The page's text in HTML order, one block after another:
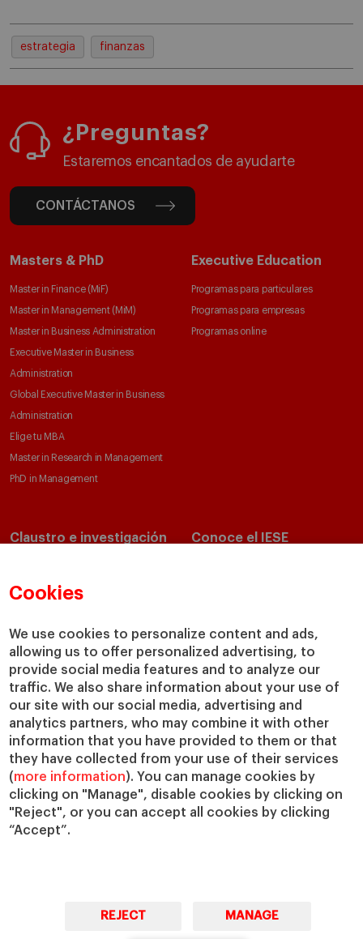
Cookies
We use cookies to personalize content and ads,
allowing us to offer personalized advertising, to
provide social media features and to analyze our
traffic. We also share information about your use of
our site with our social media, advertising and
analytics partners, who may combine it with other
information that you have provided to them or that
they have collected from your use of their services
(more information). You can manage cookies by
clicking on "Manage", disable cookies by clicking on
"Reject", or you can accept all cookies by clicking
“Accept”.
REJECT MANAGE
estrategia finanzas
¿Preguntas?
Estaremos encantados de ayudarte
CONTÁCTANOS
Masters & PhD
Master in Finance (MiF)
Master in Management (MiM)
Master in Business Administration
Executive Master in Business
Administration
Global Executive Master in Business
Administration
Elige tu MBA
Master in Research in Management
PhD in Management
Executive Education
Programas para particulares
Programas para empresas
Programas online
Claustro e investigación
Departamentos académicos
Cátedras
IESE Insight
IESE Publishing
Conoce el IESE
Nuestro impacto
Colabora con el IESE
Servicios
Biblioteca
Canal de Compliance
Capellanía
IESE Shop
Jobs @IESE
Préstamos y becas